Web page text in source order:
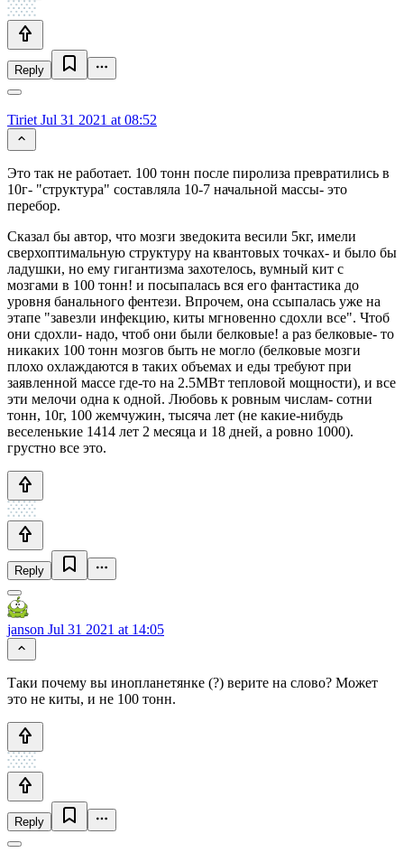
Reply
Tiriet Jul 31 2021 at 08:52
Это так не работает. 100 тонн после пиролиза превратились в
10г- "структура" составляла 10-7 начальной массы- это
перебор.
Сказал бы автор, что мозги зведокита весили 5кг, имели
сверхоптимальную структуру на квантовых точках- и было бы
ладушки, но ему гигантизма захотелось, вумный кит с
мозгами в 100 тонн! и посыпалась вся его фантастика до
уровня банального фентези. Впрочем, она ссыпалась уже на
этапе "завезли инфекцию, киты мгновенно сдохли все". Чтоб
они сдохли- надо, чтоб они были белковые! а раз белковые- то
никаких 100 тонн мозгов быть не могло (белковые мозги
плохо охлаждаются в таких объемах и еды требуют при
заявленной массе где-то на 2.5МВт тепловой мощности), и все
эти мелочи одна к одной. Любовь к ровным числам- сотни
тонн, 10г, 100 жемчужин, тысяча лет (не какие-нибудь
веселенькие 1414 лет 2 месяца и 18 дней, а ровно 1000).
грустно все это.
Reply
janson Jul 31 2021 at 14:05
Таки почему вы инопланетянке (?) верите на слово? Может
это не киты, и не 100 тонн.
Reply